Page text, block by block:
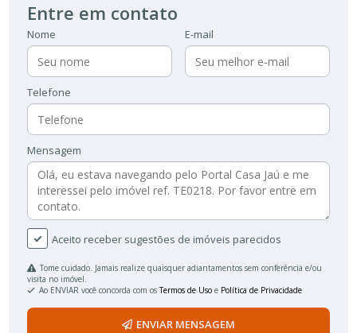
Entre em contato
Nome E-mail
Telefone
Mensagem
Aceito receber sugestões de imóveis parecidos
Tome cuidado. Jamais realize quaisquer adiantamentos sem conferência e/ou
visita no imóvel.
Ao ENVIAR você concorda com osTermos de Uso e Política de Privacidade
ENVIAR MENSAGEM